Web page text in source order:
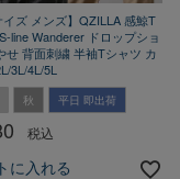
イズ メンズ】QZILLA 感鯨T
line Wanderer ドロップショ
せ 背面刺繍 半袖Tシャツ カ
3L/4L/5L
秋 平日 即出荷
税込
に入れる